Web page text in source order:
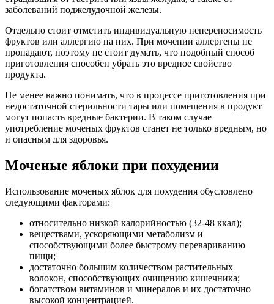
заболеваний поджелудочной железы.
Отдельно стоит отметить индивидуальную непереносимость
фруктов или аллергию на них. При мочении аллергены не
пропадают, поэтому не стоит думать, что подобный способ
приготовления способен убрать это вредное свойство
продукта.
Не менее важно понимать, что в процессе приготовления при
недостаточной стерильности тары или помещения в продукт
могут попасть вредные бактерии. В таком случае
употребление моченых фруктов станет не только вредным, но
и опасным для здоровья.
Моченые яблоки при похудении
Использование моченых яблок для похудения обусловлено
следующими факторами:
относительно низкой калорийностью (32-48 ккал);
веществами, ускоряющими метаболизм и
способствующими более быстрому перевариванию
пищи;
достаточно большим количеством растительных
волокон, способствующих очищению кишечника;
богатством витаминов и минералов и их достаточно
высокой концентрацией.